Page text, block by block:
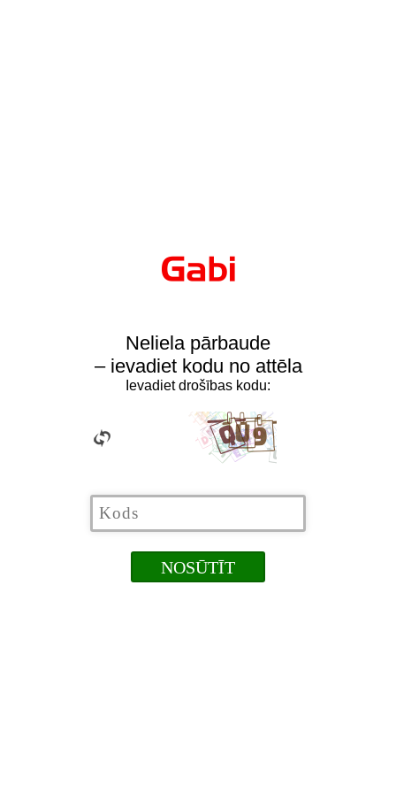
Neliela pārbaude
– ievadiet kodu no attēla
Ievadiet drošības kodu: